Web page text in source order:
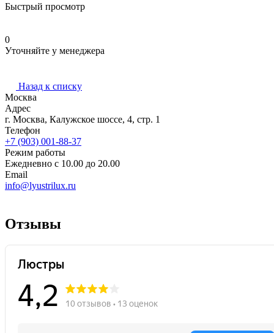
Быстрый просмотр
0
Уточняйте у менеджера
Назад к списку
Москва
Адрес
г. Москва, Калужское шоссе, 4, стр. 1
Телефон
+7 (903) 001-88-37
Режим работы
Ежедневно с 10.00 до 20.00
Email
info@lyustrilux.ru
Отзывы